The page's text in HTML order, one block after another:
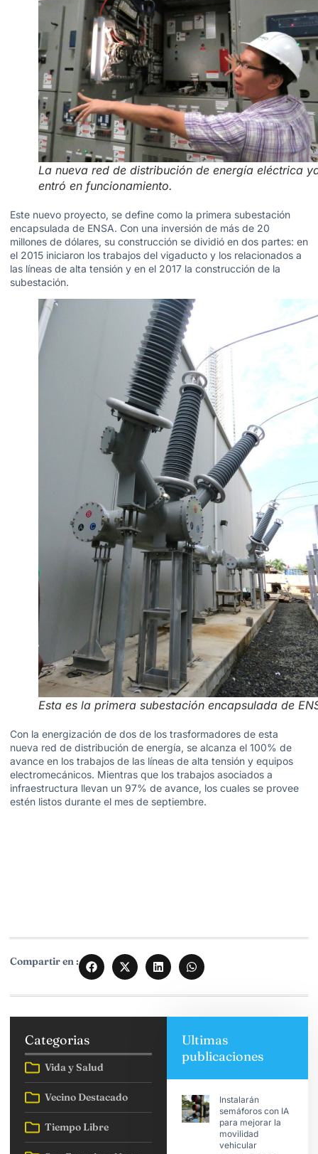
La nueva red de distribución de energía eléctrica
entró en funcionamiento.
Este nuevo proyecto, se define como la primera subestación
encapsulada de ENSA. Con una inversión de más de 20
millones de dólares, su construcción se dividió en dos partes: en
el 2015 iniciaron los trabajos del vigaducto y los relacionados a
las líneas de alta tensión y en el 2017 la construcción de la
subestación.
Esta es la primera subestación encapsulada de
Con la energización de dos de los trasformadores de esta
nueva red de distribución de energía, se alcanza el 100% de
avance en los trabajos de las líneas de alta tensión y equipos
electromecánicos. Mientras que los trabajos asociados a
infraestructura llevan un 97% de avance, los cuales se provee
estén listos durante el mes de septiembre.
Compartir en :
Categorias
Vida y Salud
Vecino Destacado
Tiempo Libre
Ultimas
publicaciones
Instalarán
semáforos con IA
para mejorar la
movilidad
vehicular